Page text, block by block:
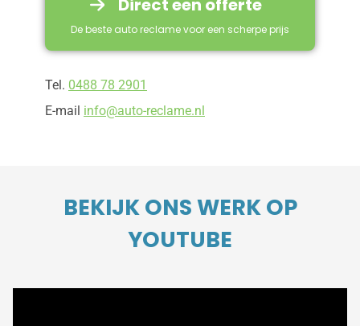
Direct een offerte
De beste auto reclame voor een scherpe prijs
Tel. 0488 78 2901
E-mail info@auto-reclame.nl
BEKIJK ONS WERK OP
YOUTUBE